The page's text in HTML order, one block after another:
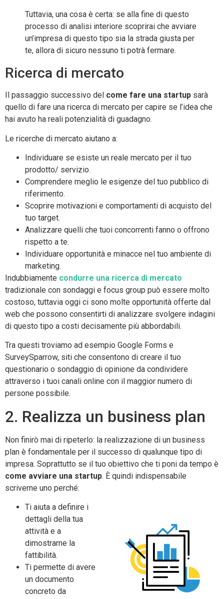
Tuttavia, una cosa è certa: se alla fine di questo
processo di analisi interiore scoprirai che avviare
un’impresa di questo tipo sia la strada giusta per
te, allora di sicuro nessuno ti potrà fermare.
Ricerca di mercato
Il passaggio successivo del come fare una startup sarà
quello di fare una ricerca di mercato per capire se l’idea che
hai avuto ha reali potenzialità di guadagno.
Le ricerche di mercato aiutano a:
Individuare se esiste un reale mercato per il tuo
prodotto/ servizio.
Comprendere meglio le esigenze del tuo pubblico di
riferimento.
Scoprire motivazioni e comportamenti di acquisto del
tuo target.
Analizzare quelli che tuoi concorrenti fanno o offrono
rispetto a te.
Individuare opportunità e minacce nel tuo ambiente di
marketing.
Indubbiamente condurre una ricerca di mercato
tradizionale con sondaggi e focus group può essere molto
costoso, tuttavia oggi ci sono molte opportunità offerte dal
web che possono consentirti di analizzare svolgere indagini
di questo tipo a costi decisamente più abbordabili.
Tra questi troviamo ad esempio Google Forms e
SurveySparrow, siti che consentono di creare il tuo
questionario o sondaggio di opinione da condividere
attraverso i tuoi canali online con il maggior numero di
persone possibile.
2. Realizza un business plan
Non finirò mai di ripeterlo: la realizzazione di un business
plan è fondamentale per il successo di qualunque tipo di
impresa. Soprattutto se il tuo obiettivo che ti poni da tempo è
come avviare una startup. È quindi indispensabile
scriverne uno perché:
Ti aiuta a definire i
dettagli della tua
attività e a
dimostrarne la
fattibilità.
Ti permette di avere
un documento
concreto da